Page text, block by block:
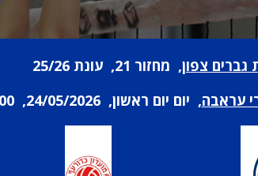
גברים צפון, מחזור 21, עונת 25/26
עראבה, יום יום ראשון, 24/05/2026, 20:00